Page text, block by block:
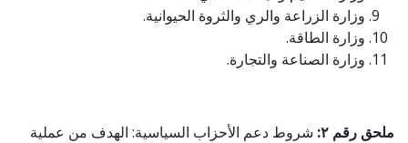
وزارة الزراعة والري والثروة الحيوانية.
وزارة الطاقة.
وزارة الصناعة والتجارة.
ملحق رقم ٢:
شروط دعم الأحزاب السیاسیة: الهدف من عملية